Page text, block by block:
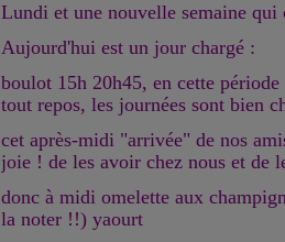
Lundi et une nouvelle semaine qui
Aujourd'hui est un jour chargé :
boulot 15h 20h45, en cette période
tout repos, les journées sont bien
cet après-midi "arrivée" de nos
joie ! de les avoir chez nous et de
donc à midi omelette aux
la noter !!) yaourt